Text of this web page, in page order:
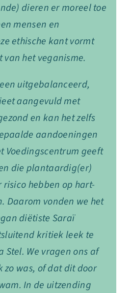
dieren er moreel toe
mensen en
ethische kant vormt
het veganisme.
uitgebalanceerd,
aangevuld met
en kan het zelfs
aandoeningen
Voedingscentrum geeft
die plantaardig(er)
hebben op hart-
Daarom vonden we het
diëtiste Saraï
kritiek leek te
Stel. We vragen ons af
was, of dat dit door
In de uitzending